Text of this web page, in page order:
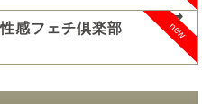
new
感フェチ倶楽部